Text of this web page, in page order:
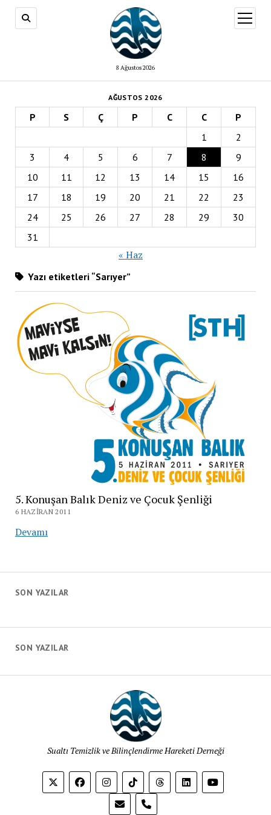
8 Ağustos 2026
aç
SON YAZILAR
AĞUSTOS 2026
P S Ç P C C
P
1
2
3
4 5 6 7 8
9
10
11 12 13 14 15
16
17
18 19 20 21 22
23
24
25 26 27 28 29
30
31
« Haz
Yazı etiketleri “Sarıyer”
5. Konuşan Balık Deniz ve Çocuk Şenliği
6 HAZIRAN 2011
Devamı5.
Deniz
ve
SON YAZILAR
Sualtı Temizlik ve Bilinçlendirme Hareketi Derneği